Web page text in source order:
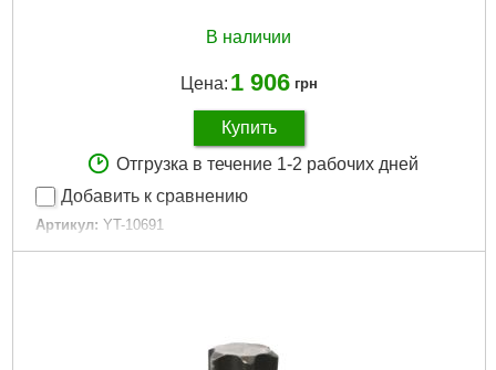
В наличии
Цена: 1 906 грн
Купить
Отгрузка в течение 1-2 рабочих дней
Добавить к сравнению
Артикул: YT-10691
Код товара: 23.13.11
305x120x50 мм